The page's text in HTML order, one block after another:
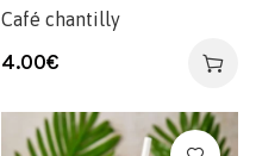
Café chantilly
4.00€